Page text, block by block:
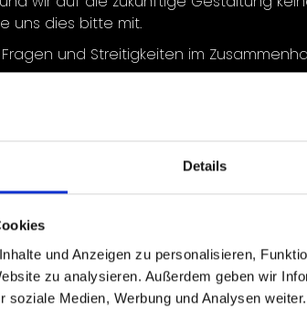
Details
und Anzeigen zu personalisieren,
zu analysieren. Außerdem geben wir
soziale Medien, Werbung und Analysen
uns dies bitte mit.
und Streitigkeiten im
agency.com/Datenschutz
Fotos, Videos oder Grafiken
Bearbeitung oder
zu verwenden, kontaktieren Sie
Nutzungsrechte sein sollten,